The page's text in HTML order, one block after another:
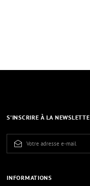
S'INSCRIRE À LA
INFORMATIONS